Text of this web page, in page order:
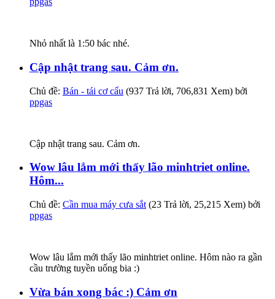
Nhỏ nhất là 1:50 bác nhé.
Cập nhật trang sau. Cảm ơn.
Chủ đề: Bán - tái cơ cấu (937 Trả lời, 706,831 Xem) bởi
ppgas
Cập nhật trang sau. Cảm ơn.
Wow lâu lắm mới thấy lão minhtriet online.
Hôm...
Chủ đề: Cần mua máy cưa sắt (23 Trả lời, 25,215 Xem) bởi
ppgas
Wow lâu lắm mới thấy lão minhtriet online. Hôm nào ra gần
cầu trường tuyền uống bia :)
Vừa bán xong bác :) Cảm ơn